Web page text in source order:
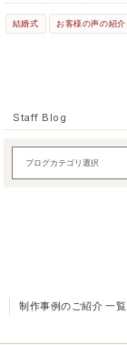
結婚式 お客様の声の紹介
Staff Blog
制作事例のご紹介 一覧